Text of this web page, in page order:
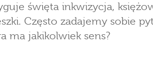
święta inkwizycja,
Często zadajemy sobie
ma jakikolwiek sens?